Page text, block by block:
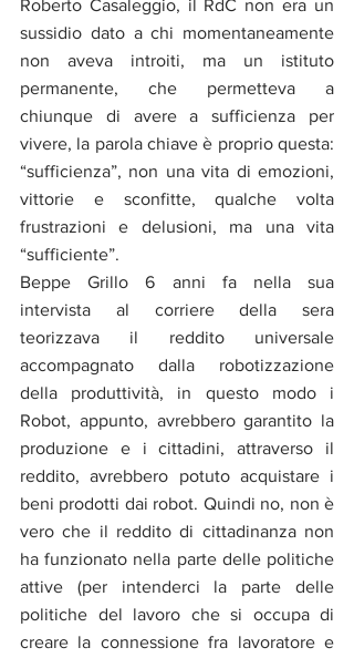
Roberto Casaleggio, il RdC non era un
sussidio dato a chi momentaneamente
non aveva introiti, ma un istituto
permanente, che permetteva a
chiunque di avere a sufficienza per
vivere, la parola chiave è proprio questa:
“sufficienza”, non una vita di emozioni,
vittorie e sconfitte, qualche volta
frustrazioni e delusioni, ma una vita
“sufficiente”.
Beppe Grillo 6 anni fa nella sua
intervista al corriere della sera
teorizzava il reddito universale
accompagnato dalla robotizzazione
della produttività, in questo modo i
Robot, appunto, avrebbero garantito la
produzione e i cittadini, attraverso il
reddito, avrebbero potuto acquistare i
beni prodotti dai robot. Quindi no, non è
vero che il reddito di cittadinanza non
ha funzionato nella parte delle politiche
attive (per intenderci la parte delle
politiche del lavoro che si occupa di
creare la connessione fra lavoratore e